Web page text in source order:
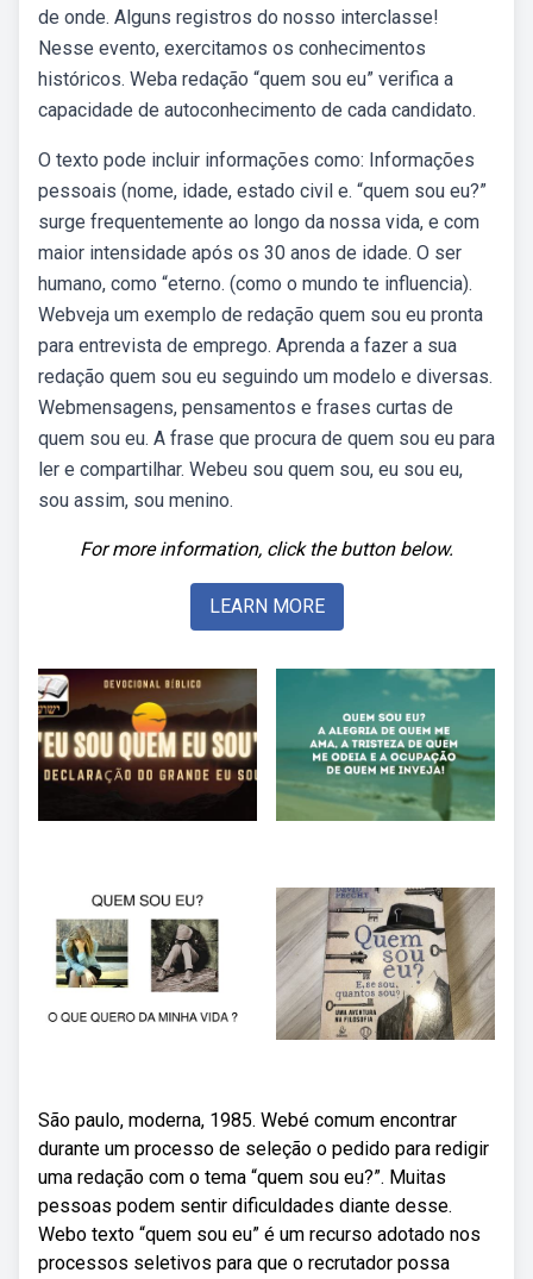
de onde. Alguns registros do nosso interclasse!
Nesse evento, exercitamos os conhecimentos
históricos. Weba redação “quem sou eu” verifica a
capacidade de autoconhecimento de cada candidato.
O texto pode incluir informações como: Informações
pessoais (nome, idade, estado civil e. “quem sou eu?”
surge frequentemente ao longo da nossa vida, e com
maior intensidade após os 30 anos de idade. O ser
humano, como “eterno. (como o mundo te influencia).
Webveja um exemplo de redação quem sou eu pronta
para entrevista de emprego. Aprenda a fazer a sua
redação quem sou eu seguindo um modelo e diversas.
Webmensagens, pensamentos e frases curtas de
quem sou eu. A frase que procura de quem sou eu para
ler e compartilhar. Webeu sou quem sou, eu sou eu,
sou assim, sou menino.
For more information, click the button below.
LEARN MORE
São paulo, moderna, 1985. Webé comum encontrar
durante um processo de seleção o pedido para redigir
uma redação com o tema “quem sou eu?”. Muitas
pessoas podem sentir dificuldades diante desse.
Webo texto “quem sou eu” é um recurso adotado nos
processos seletivos para que o recrutador possa